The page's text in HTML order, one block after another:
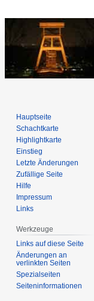
Hauptseite
Schachtkarte
Highlightkarte
Einstieg
Letzte Änderungen
Zufällige Seite
Hilfe
Impressum
Links
Werkzeuge
Links auf diese Seite
Änderungen an
verlinkten Seiten
Spezialseiten
Seiten­­informationen